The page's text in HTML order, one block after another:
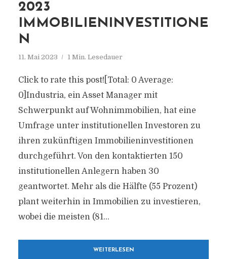
2023
IMMOBILIENINVESTITIONE
N
11. Mai 2023 1 Min. Lesedauer
Click to rate this post![Total: 0 Average:
0]Industria, ein Asset Manager mit
Schwerpunkt auf Wohnimmobilien, hat eine
Umfrage unter institutionellen Investoren zu
ihren zukünftigen Immobilieninvestitionen
durchgeführt. Von den kontaktierten 150
institutionellen Anlegern haben 30
geantwortet. Mehr als die Hälfte (55 Prozent)
plant weiterhin in Immobilien zu investieren,
wobei die meisten (81...
WEITERLESEN